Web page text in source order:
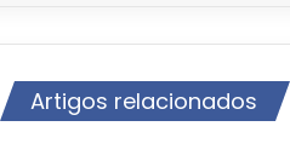
Artigos relacionados